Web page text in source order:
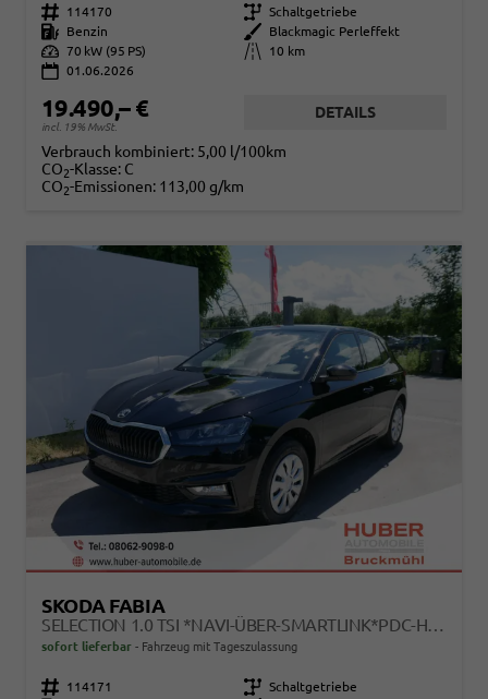
Fahrzeugnr. 114170 Getriebe Schaltgetriebe
Kraftstoff
Benzin Außenfarbe
Blackmagic Perleffekt
Leistung 70 kW (95 PS) Kilometerstand
10 km
01.06.2026
19.490,– €
incl. 19% MwSt.
DETAILS
Verbrauch kombiniert: 5,00 l/100km
CO2-Klasse: C
CO2-Emissionen: 113,00 g/km
SKODA FABIA
SELECTION 1.0 TSI *NAVI-ÜBER-SMARTLINK*PDC-HI*LED*SHZ*KLIMA*RADIO
sofort lieferbar Fahrzeug mit Tageszulassung
Fahrzeugnr. 114171 Getriebe Schaltgetriebe